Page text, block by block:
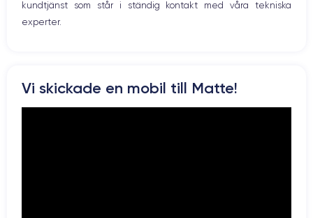
kundtjänst som står i ständig kontakt med våra tekniska
experter.
Vi skickade en mobil till Matte!